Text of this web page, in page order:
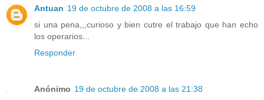
Antuan 19 de octubre de 2008 a las 16:59
si una pena,,,curioso y bien cutre el trabajo que han echo
los operarios...
Responder
Anónimo 19 de octubre de 2008 a las 21:38